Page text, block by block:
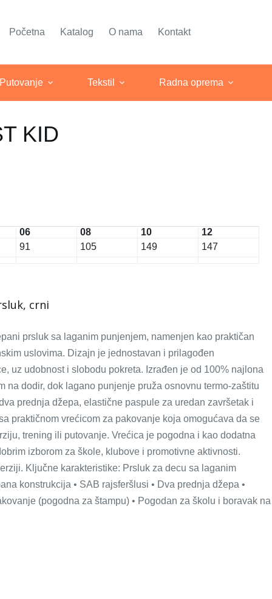
Početna Katalog O nama Kontakt
Tekstil Radna oprema
KID
06 08 10
12
91 105 149 147
crni
prsluk sa laganim punjenjem, namenjen kao praktičan
uslovima. Dizajn je jednostavan i prilagođen
uz udobnost i slobodu pokreta. Izrađen je od 100% najlona
na dodir, dok lagano punjenje pruža osnovnu termo-zaštitu
prednja džepa, elastične paspule za uredan završetak i
praktičnom vrećicom za pakovanje koja omogućava da se
trening ili putovanje. Vrećica je pogodna i kao dodatna
izborom za škole, klubove i promotivne aktivnosti.
Ključne karakteristike: Prsluk za decu sa laganim
konstrukcija • SAB rajsferšlusi • Dva prednja džepa •
(pogodna za štampu) • Pogodan za školu i boravak na